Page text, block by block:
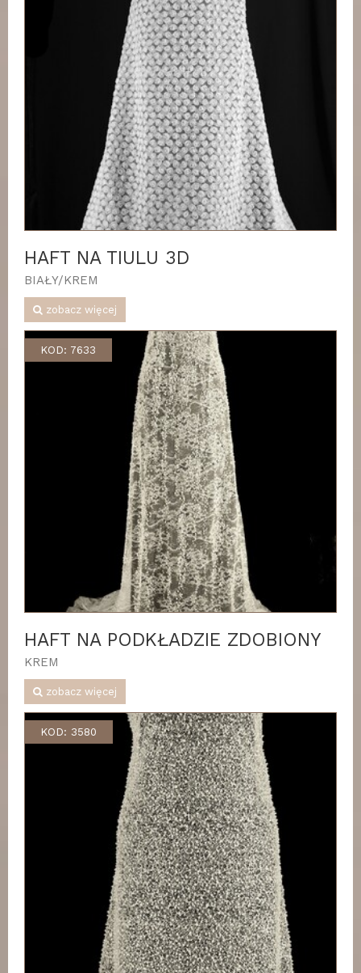
HAFT NA TIULU 3D
BIAŁY/KREM
zobacz więcej
KOD: 7633
HAFT NA PODKŁADZIE ZDOBIONY
KREM
zobacz więcej
KOD: 3580